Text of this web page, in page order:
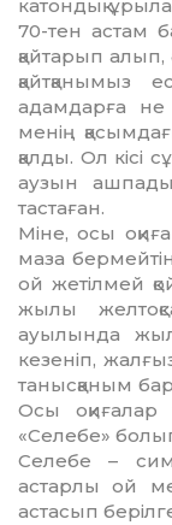
катондық
70-тен астам
қайтарып алып,
қайтқанымыз
адамдарға не
менің
қалды. Ол кісі
аузын
тастаған.
Міне, осы
маза
ой жетілмей
жылы
ауылында
кезеніп,
танысқаным
Осы оқиғалар
«Селебе»
Селебе –
астарлы ой
астасып